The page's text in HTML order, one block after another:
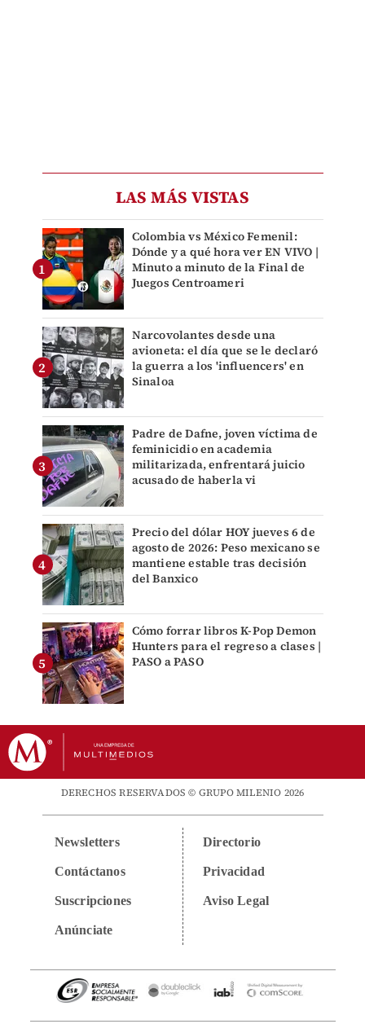
LAS MÁS VISTAS
Colombia vs México Femenil:
Dónde y a qué hora ver EN VIVO |
Minuto a minuto de la Final de
Juegos Centroameri
Narcovolantes desde una
avioneta: el día que se le declaró
la guerra a los 'influencers' en
Sinaloa
Padre de Dafne, joven víctima de
feminicidio en academia
militarizada, enfrentará juicio
acusado de haberla vi
Precio del dólar HOY jueves 6 de
agosto de 2026: Peso mexicano se
mantiene estable tras decisión
del Banxico
Cómo forrar libros K-Pop Demon
Hunters para el regreso a clases |
PASO a PASO
DERECHOS RESERVADOS © GRUPO MILENIO 2026
Newsletters
Contáctanos
Suscripciones
Anúnciate
Directorio
Privacidad
Aviso Legal